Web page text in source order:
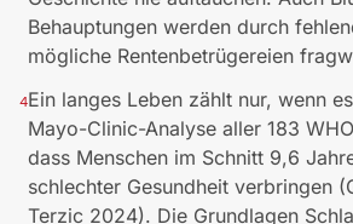
Behauptungen werden durch
mögliche Rentenbetrügereien
4Ein langes Leben zählt nur, wenn
Mayo-Clinic-Analyse aller 183
dass Menschen im Schnitt 9,6
schlechter Gesundheit verbringen
Terzic 2024). Die Grundlagen